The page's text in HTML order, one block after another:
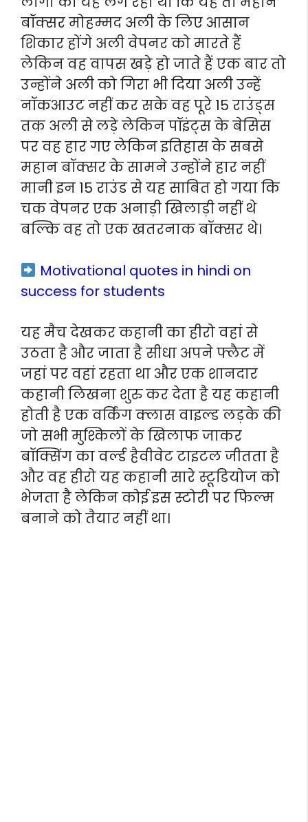
बॉक्सर मोहम्मद अली के लिए आसान
शिकार होंगे अली वेपनर को मारते हैं
लेकिन वह वापस खड़े हो जाते हैं एक बार तो
उन्होंने अली को गिरा भी दिया अली उन्हें
नॉकआउट नहीं कर सके वह पूरे 15 राउंड्स
तक अली से लड़े लेकिन पॉइंट्स के बेसिस
पर वह हार गए लेकिन इतिहास के सबसे
महान बॉक्सर के सामने उन्होंने हार नहीं
मानी इन 15 राउंड से यह साबित हो गया कि
चक वेपनर एक अनाड़ी खिलाड़ी नहीं थे
बल्कि वह तो एक खतरनाक बॉक्सर थे।
Motivational quotes in hindi on
success for students
यह मैच देखकर कहानी का हीरो वहां से
उठता है और जाता है सीधा अपने फ्लैट में
जहां पर वहां रहता था और एक शानदार
कहानी लिखना शुरु कर देता है यह कहानी
होती है एक वर्किंग क्लास वाइल्ड लड़के की
जो सभी मुश्किलों के खिलाफ जाकर
बॉक्सिंग का वर्ल्ड हैवीवेट टाइटल जीतता है
और वह हीरो यह कहानी सारे स्टूडियोज को
भेजता है लेकिन कोई इस स्टोरी पर फिल्म
बनाने को तैयार नहीं था।